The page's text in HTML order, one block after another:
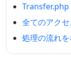
Transfer.php
全てのアク
処理の流れ